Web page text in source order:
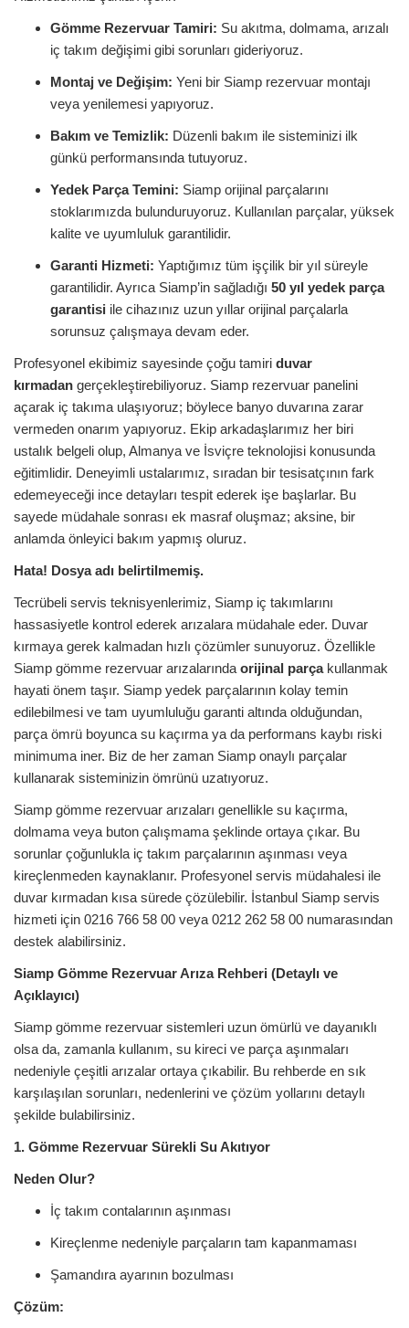
Gömme Rezervuar Tamiri: Su akıtma, dolmama, arızalı
iç takım değişimi gibi sorunları gideriyoruz.
Montaj ve Değişim: Yeni bir Siamp rezervuar montajı
veya yenilemesi yapıyoruz.
Bakım ve Temizlik: Düzenli bakım ile sisteminizi ilk
günkü performansında tutuyoruz.
Yedek Parça Temini: Siamp orijinal parçalarını
stoklarımızda bulunduruyoruz. Kullanılan parçalar, yüksek
kalite ve uyumluluk garantilidir.
Garanti Hizmeti: Yaptığımız tüm işçilik bir yıl süreyle
garantilidir. Ayrıca Siamp’in sağladığı 50 yıl yedek parça
garantisi ile cihazınız uzun yıllar orijinal parçalarla
sorunsuz çalışmaya devam eder.
Profesyonel ekibimiz sayesinde çoğu tamiri duvar
kırmadan gerçekleştirebiliyoruz. Siamp rezervuar panelini
açarak iç takıma ulaşıyoruz; böylece banyo duvarına zarar
vermeden onarım yapıyoruz. Ekip arkadaşlarımız her biri
ustalık belgeli olup, Almanya ve İsviçre teknolojisi konusunda
eğitimlidir. Deneyimli ustalarımız, sıradan bir tesisatçının fark
edemeyeceği ince detayları tespit ederek işe başlarlar. Bu
sayede müdahale sonrası ek masraf oluşmaz; aksine, bir
anlamda önleyici bakım yapmış oluruz.
Hata! Dosya adı belirtilmemiş.
Tecrübeli servis teknisyenlerimiz, Siamp iç takımlarını
hassasiyetle kontrol ederek arızalara müdahale eder. Duvar
kırmaya gerek kalmadan hızlı çözümler sunuyoruz. Özellikle
Siamp gömme rezervuar arızalarında orijinal parçakullanmak
hayati önem taşır. Siamp yedek parçalarının kolay temin
edilebilmesi ve tam uyumluluğu garanti altında olduğundan,
parça ömrü boyunca su kaçırma ya da performans kaybı riski
minimuma iner. Biz de her zaman Siamp onaylı parçalar
kullanarak sisteminizin ömrünü uzatıyoruz.
Siamp gömme rezervuar arızaları genellikle su kaçırma,
dolmama veya buton çalışmama şeklinde ortaya çıkar. Bu
sorunlar çoğunlukla iç takım parçalarının aşınması veya
kireçlenmeden kaynaklanır. Profesyonel servis müdahalesi ile
duvar kırmadan kısa sürede çözülebilir. İstanbul Siamp servis
hizmeti için 0216 766 58 00 veya 0212 262 58 00 numarasından
destek alabilirsiniz.
Siamp Gömme Rezervuar Arıza Rehberi (Detaylı ve
Açıklayıcı)
Siamp gömme rezervuar sistemleri uzun ömürlü ve dayanıklı
olsa da, zamanla kullanım, su kireci ve parça aşınmaları
nedeniyle çeşitli arızalar ortaya çıkabilir. Bu rehberde en sık
karşılaşılan sorunları, nedenlerini ve çözüm yollarını detaylı
şekilde bulabilirsiniz.
1. Gömme Rezervuar Sürekli Su Akıtıyor
Neden Olur?
İç takım contalarının aşınması
Kireçlenme nedeniyle parçaların tam kapanmaması
Şamandıra ayarının bozulması
Çözüm: